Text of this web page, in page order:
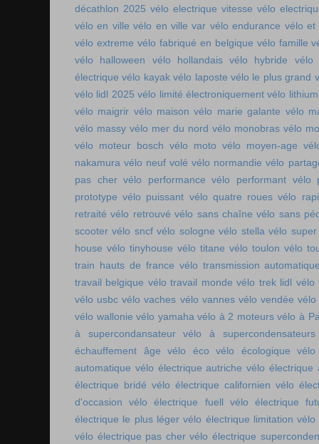
décathlon 2025 vélo electrique vitesse vélo
vélo en ville vélo en ville var vélo endurance vélo et
vélo extreme vélo fabriqué en belgique vélo famille
vélo halloween
vélo hollandais vélo hybride
vélo
électrique vélo kayak vélo laposte vélo le plus grand
vélo lidl 2025 vélo limité électroniquement vélo lithium
vélo maigrir vélo maison vélo marie galante vélo
vélo massy vélo mer du nord vélo monobras vélo
vélo moteur bosch vélo moto vélo moyen-age
nakamura vélo neuf volé vélo normandie vélo
pas cher vélo performance vélo performant vélo
prototype vélo puissant vélo quatre roues vélo
retraité vélo retrouvé vélo sans chaîne vélo sans
scooter vélo sncf vélo sologne vélo stella vélo
house vélo tinyhouse vélo titane vélo toulon vélo
train hauts de france vélo transmission
travail belgique vélo travail monde vélo trek lidl vélo
vélo usbc vélo vaches vélo vannes vélo vendée vélo
vélo wallonie vélo yamaha vélo à 2 moteurs vélo à
à supercondansateur
vélo à supercondensateurs
échauffement âge
vélo éco vélo écologique
automatique vélo électrique autriche vélo électrique
électrique bridé vélo électrique californien vélo
d'occasion
vélo électrique fuell
vélo électrique
électrique le plus léger vélo électrique limitation vélo
vélo électrique pas cher vélo électrique